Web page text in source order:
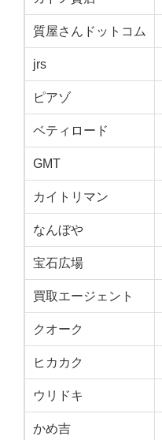
質屋さんドットコム
jrs
ピアゾ
ベティロード
GMT
カイトリマン
なんぼや
宝石広場
買取エージェント
クオーク
ヒカカク
ウリドキ
かめ吉